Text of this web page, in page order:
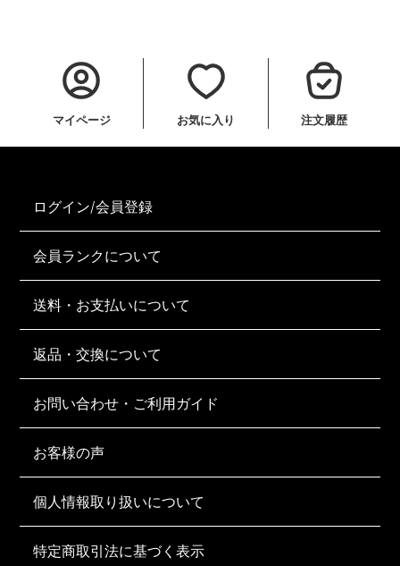
マイページ お気に入り 注文履歴
ログイン/会員登録
会員ランクについて
送料・お支払いについて
返品・交換について
お問い合わせ・ご利用ガイド
お客様の声
個人情報取り扱いについて
特定商取引法に基づく表示